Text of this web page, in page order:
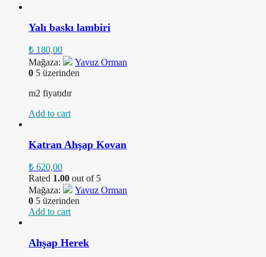
Yalı baskı lambiri
₺ 180,00
Mağaza:
Yavuz Orman
0 5 üzerinden
m2 fiyatıdır
Add to cart
Katran Ahşap Kovan
₺ 620,00
Rated 1.00 out of 5
Mağaza:
Yavuz Orman
0 5 üzerinden
Add to cart
Ahşap Herek